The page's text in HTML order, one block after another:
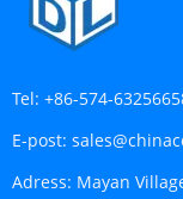
Tel: +86-574-
E-post:
Adress: Mayan